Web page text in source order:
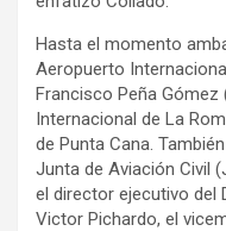
Hasta el momento
Aeropuerto
Francisco Peña Gómez
Internacional de La
de Punta Cana.
Junta de Aviación Civil
el director ejecutivo del
Victor Pichardo, el